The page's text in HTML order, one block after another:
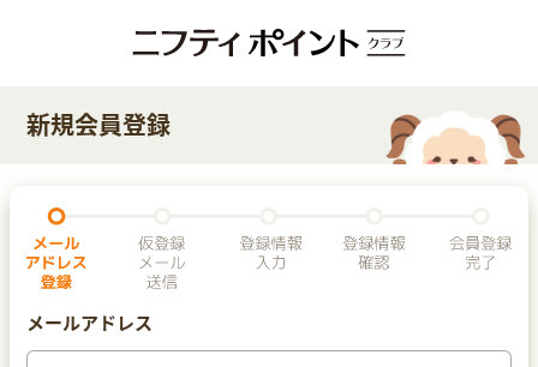
新規会員登録
メールアドレス